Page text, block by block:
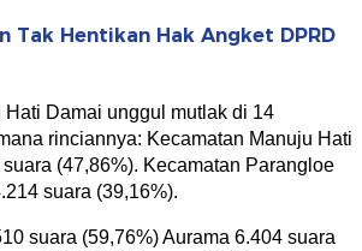
Tak Hentikan Hak Angket DPRD
Damai unggul mutlak di 14
rinciannya: Kecamatan Manuju Hati
(47,86%). Kecamatan Parangloe
suara (39,16%).
suara (59,76%) Aurama 6.404 suara